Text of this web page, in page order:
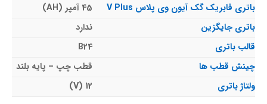
باتری فابریک گک آیون وی پلاس V Plus
45 آمپر (AH)
باتری جایگزین
ندارد
قالب باتری
B24
چینش قطب ها
قطب چپ – پایه بلند
ولتاژ باتری
12 (V)